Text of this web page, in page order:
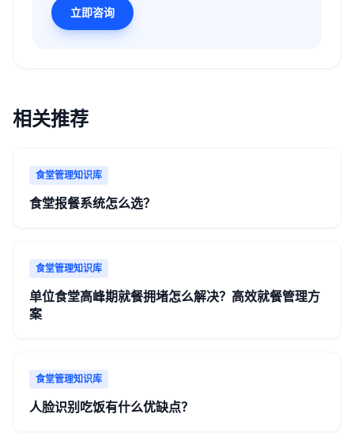
立即咨询
相关推荐
食堂管理知识库
食堂报餐系统怎么选？
食堂管理知识库
单位食堂高峰期就餐拥堵怎么解决？高效就餐管理方
案
食堂管理知识库
人脸识别吃饭有什么优缺点？